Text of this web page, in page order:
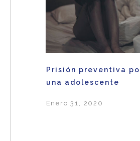
Prisión preventiva
una adolescente
Enero 31, 2020